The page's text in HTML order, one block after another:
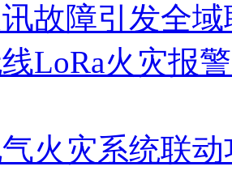
故障引发全
LoRa火灾报
火灾系统联